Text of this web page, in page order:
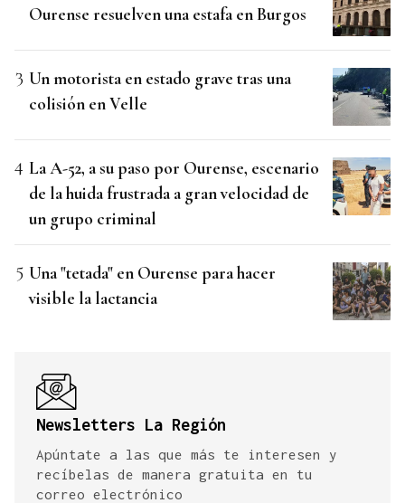
Ourense resuelven una estafa en Burgos
Un motorista en estado grave tras una
colisión en Velle
La A-52, a su paso por Ourense, escenario
de la huida frustrada a gran velocidad de
un grupo criminal
Una "tetada" en Ourense para hacer
visible la lactancia
Newsletters La Región
Apúntate a las que más te interesen y
recíbelas de manera gratuita en tu
correo electrónico